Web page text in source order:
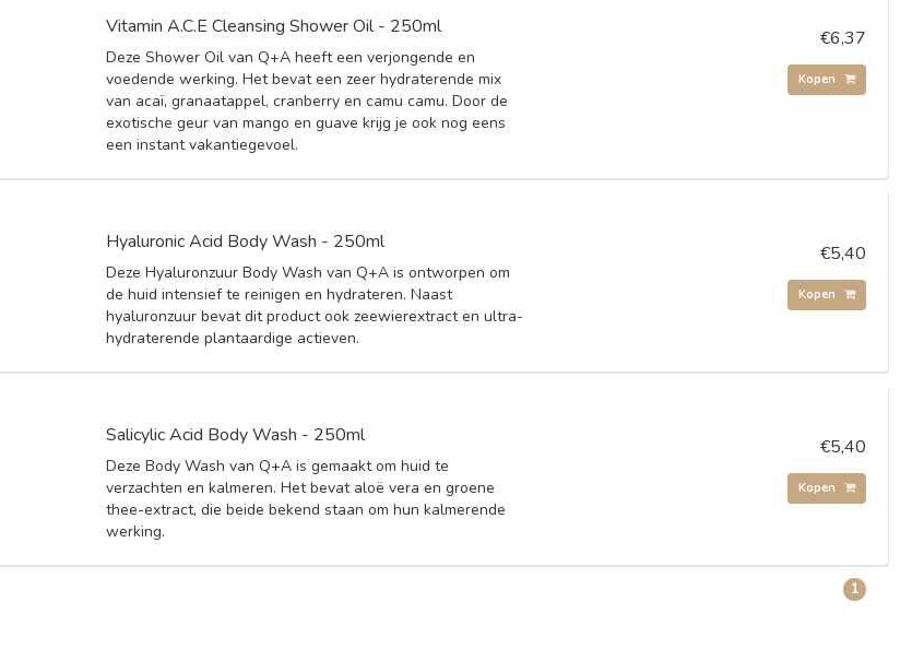
Vitamin A.C.E Cleansing Shower Oil - 250ml
Deze Shower Oil van Q+A heeft een verjongende en
voedende werking. Het bevat een zeer hydraterende mix
van acaï, granaatappel, cranberry en camu camu. Door de
exotische geur van mango en guave krijg je ook nog eens
een instant vakantiegevoel.
€6,37
Kopen
Hyaluronic Acid Body Wash - 250ml
Deze Hyaluronzuur Body Wash van Q+A is ontworpen om
de huid intensief te reinigen en hydrateren. Naast
hyaluronzuur bevat dit product ook zeewierextract en ultra-
hydraterende plantaardige actieven.
€5,40
Kopen
Salicylic Acid Body Wash - 250ml
Deze Body Wash van Q+A is gemaakt om huid te
verzachten en kalmeren. Het bevat aloë vera en groene
thee-extract, die beide bekend staan om hun kalmerende
werking.
€5,40
Kopen
1